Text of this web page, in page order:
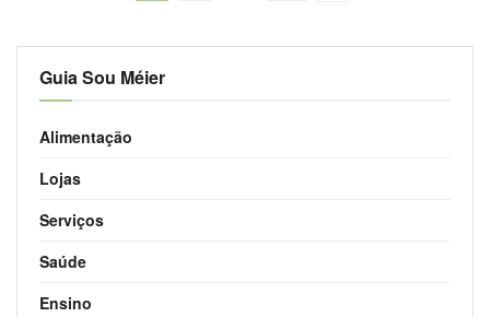
Guia Sou Méier
Alimentação
Lojas
Serviços
Saúde
Ensino